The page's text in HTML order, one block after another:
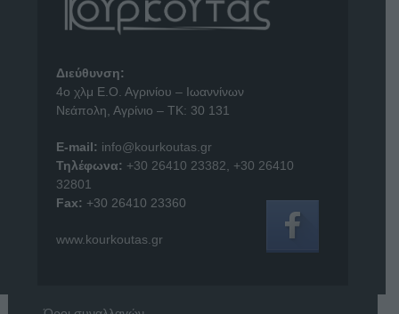
Διεύθυνση:
4o χλμ Ε.Ο. Αγρινίου – Ιωαννίνων
Νεάπολη, Αγρίνιο – ΤΚ: 30 131
E-mail: info@kourkoutas.gr
Τηλέφωνα: +30 26410 23382
+30 26410
32801
Fax: +30 26410 23360
www.kourkoutas.gr